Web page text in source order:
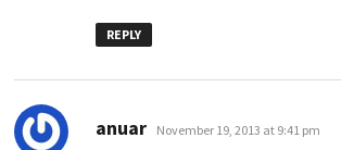
REPLY
anuar says:
November 19, 2013 at 9:41 pm